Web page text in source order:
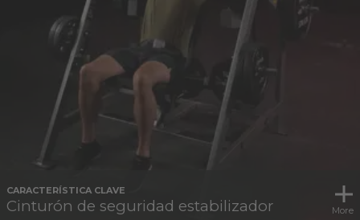
CARACTERÍSTICA CLAVE
Cinturón de seguridad estabilizador More